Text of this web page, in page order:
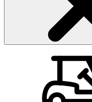
ショッピングカート